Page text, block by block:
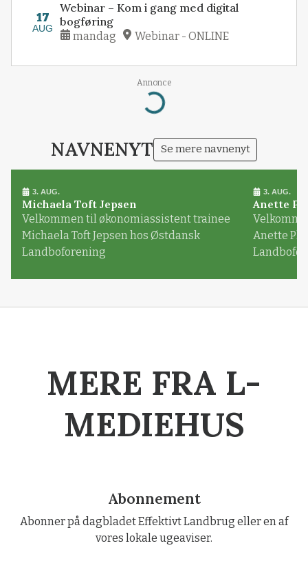
17
AUG
Webinar – Kom i gang med digital
bogføring
mandag Webinar - ONLINE
Annonce
Loading...
NAVNENYT Se mere navnenyt
3. AUG.
Michaela Toft Jepsen
Velkommen til økonomiassistent trainee
Michaela Toft Jepsen hos Østdansk
Landboforening
3. AUG.
Anette
Anette
MERE FRA L-
MEDIEHUS
Abonnement
Abonner på dagbladet Effektivt Landbrug eller en af
vores lokale ugeaviser.